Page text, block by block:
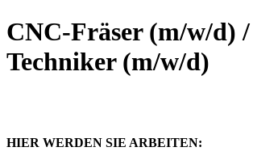
CNC-Fräser (m/w/d)
Techniker (m/w/d)
HIER WERDEN SIE ARBEITEN: